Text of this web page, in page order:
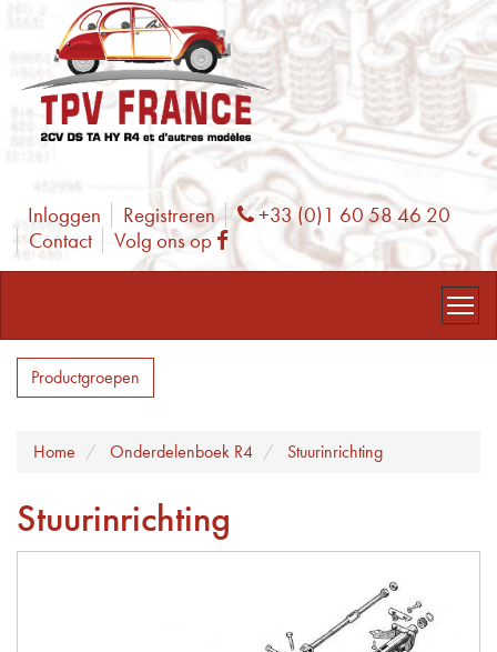
Inloggen Registreren Phone
+33 (0)1 60 58 46 20
Contact
Volg ons op Facebook
Productgroepen
Home Onderdelenboek R4 Stuurinrichting
Stuurinrichting